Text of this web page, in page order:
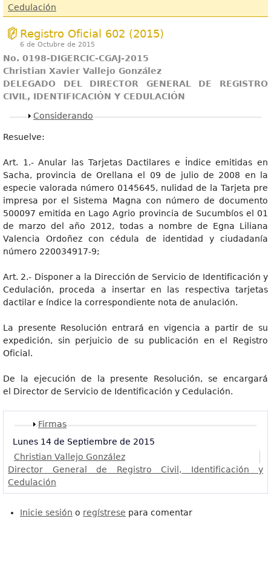
Cedulación
Registro Oficial 602 (2015)
6 de Octubre de 2015
No. 0198-DIGERCIC-CGAJ-2015
Christian Xavier Vallejo González
DELEGADO DEL DIRECTOR GENERAL DE REGISTRO
CIVIL, IDENTIFICACIÓN Y CEDULACIÓN
Mostrar
Considerando
Resuelve:
Art. 1.- Anular las Tarjetas Dactilares e Índice emitidas en
Sacha, provincia de Orellana el 09 de julio de 2008 en la
especie valorada número 0145645, nulidad de la Tarjeta pre
impresa por el Sistema Magna con número de documento
500097 emitida en Lago Agrio provincia de Sucumbíos el 01
de marzo del año 2012, todas a nombre de Egna Liliana
Valencia Ordoñez con cédula de identidad y ciudadanía
número 220034917-9;
Art. 2.- Disponer a la Dirección de Servicio de Identificación y
Cedulación, proceda a insertar en las respectiva tarjetas
dactilar e índice la correspondiente nota de anulación.
La presente Resolución entrará en vigencia a partir de su
expedición, sin perjuicio de su publicación en el Registro
Oficial.
De la ejecución de la presente Resolución, se encargará
el Director de Servicio de Identificación y Cedulación.
Mostrar
Firmas
Lunes 14 de Septiembre de 2015
Christian Vallejo González
Director General de Registro Civil, Identificación y
Cedulación
Inicie sesión o regístrese para comentar